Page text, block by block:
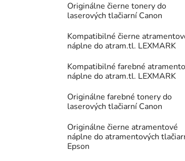
Originálne čierne tonery do
laserových tlačiarní Canon
Kompatibilné čierne
náplne do atram.tl. LEXMARK
Kompatibilné farebné
náplne do atram.tl. LEXMARK
Originálne farebné tonery do
laserových tlačiarní Canon
Originálne čierne atramentové
náplne do atramentových
Epson